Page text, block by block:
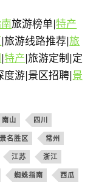
旅游榜单|特产
|旅游线路推荐|旅
|特产|旅游定制|定
度游|景区招聘|景
南山 四川
名胜区 常州
江苏 浙江
蜘蛛指南 西瓜